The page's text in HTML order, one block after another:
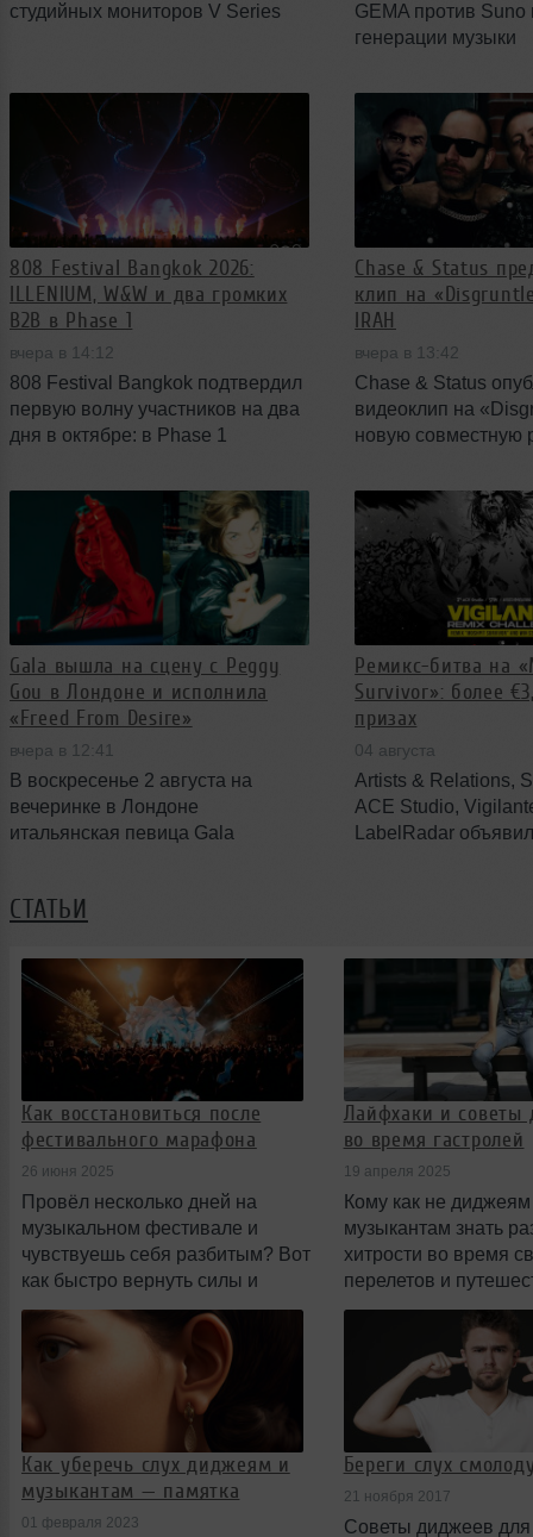
студийных мониторов V Series
беспроводной системой
управления и конструктивными
изменениями, направленными
на точность воспроизведения.
GEMA против Suno
генерации музыки
усиливает
прозрачность в
Решение ставит
только отдельные
практику
материалов,
при обучении и
музыки.
808 Festival Bangkok 2026:
ILLENIUM, W&W и два громких
B2B в Phase 1
вчера в 14:12
808 Festival Bangkok подтвердил
первую волну участников на два
дня в октябре: в Phase 1
Ben Nicky и два ожидаемых B2B-
сета. Организаторы вернули
фестиваль в привычное место и
обещают новые объявления в
ближайшее время.
Chase & Status
клип на
IRAH
вчера в 13:42
Chase & Status
видеоклип на
новую совместную
июля на лейбле
сопровождает
коллабораций
Gala вышла на сцену с Peggy
Gou в Лондоне и исполнила
«Freed From Desire»
вчера в 12:41
В воскресенье 2 августа на
вечеринке в Лондоне
итальянская певица Gala
исполнила «Freed From Desire».
появились в сети — артисты и
организаторы поделились
записями с финала сета.
Ремикс-битва на
Survivor»: более
призах
04 августа
Artists & Relations,
ACE Studio,
LabelRadar
интерпретацию в
— от techno до
главным призом
€3,000 и шансом
ремикс-EP.
СТАТЬИ
Как восстановиться после
фестивального марафона
26 июня 2025
Провёл несколько дней на
музыкальном фестивале и
чувствуешь себя разбитым? Вот
как быстро вернуть силы и
прийти в норму.
Лайфхаки и советы
во время гастролей
19 апреля 2025
Кому как не
музыкантам знать
хитрости во время
перелетов и
Как уберечь слух диджеям и
музыкантам — памятка
01 февраля 2023
Береги слух
21 ноября 2017
Советы диджеев для